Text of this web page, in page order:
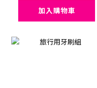
加入購物車